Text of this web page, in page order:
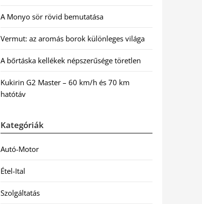
A Monyo sör rövid bemutatása
Vermut: az aromás borok különleges világa
A bőrtáska kellékek népszerűsége töretlen
Kukirin G2 Master – 60 km/h és 70 km
hatótáv
Kategóriák
Autó-Motor
Étel-Ital
Szolgáltatás